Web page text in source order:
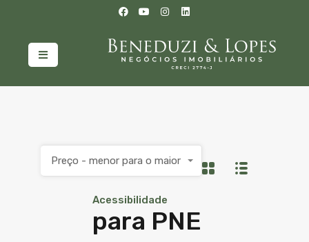
Acessibilidade
para PNE
Preço - menor para o maior